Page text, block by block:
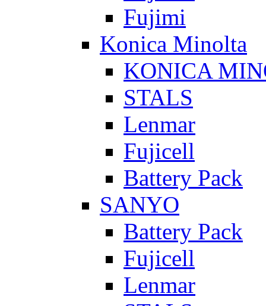
Fujimi
Konica Minolta
KONICA
STALS
Lenmar
Fujicell
Battery Pack
SANYO
Battery Pack
Fujicell
Lenmar